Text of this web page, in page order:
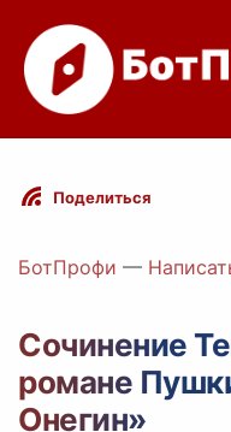
Режимы бота
Цены
Вход с
Поделиться
БотПрофи —
Сочинение
романе
Онегин»